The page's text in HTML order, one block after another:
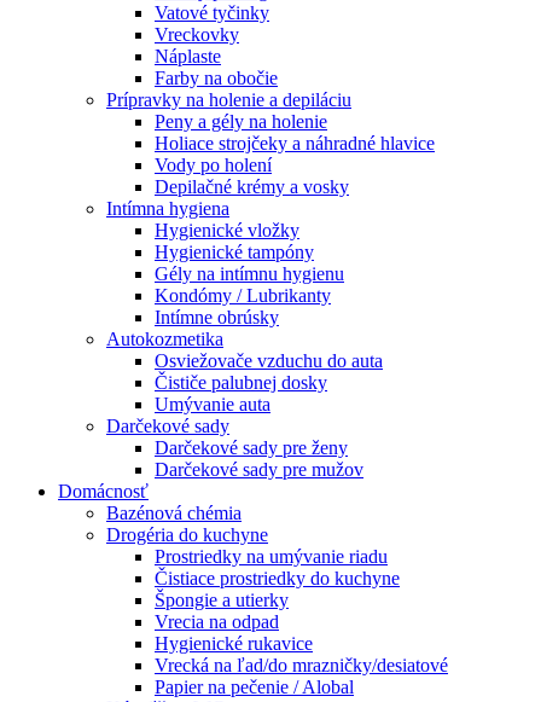
Vatové tyčinky
Vreckovky
Náplaste
Farby na obočie
Prípravky na holenie a depiláciu
Peny a gély na holenie
Holiace strojčeky a náhradné hlavice
Vody po holení
Depilačné krémy a vosky
Intímna hygiena
Hygienické vložky
Hygienické tampóny
Gély na intímnu hygienu
Kondómy / Lubrikanty
Intímne obrúsky
Autokozmetika
Osviežovače vzduchu do auta
Čističe palubnej dosky
Umývanie auta
Darčekové sady
Darčekové sady pre ženy
Darčekové sady pre mužov
Domácnosť
Bazénová chémia
Drogéria do kuchyne
Prostriedky na umývanie riadu
Čistiace prostriedky do kuchyne
Špongie a utierky
Vrecia na odpad
Hygienické rukavice
Vrecká na ľad/do mrazničky/desiatové
Papier na pečenie / Alobal